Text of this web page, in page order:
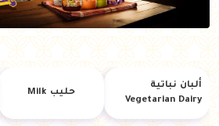
ألبان نباتية
Vegetarian Dairy
حليب Milk